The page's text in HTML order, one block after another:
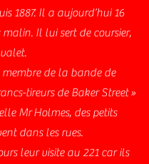
1887. Il a aujourd’hui 16
malin. Il lui sert de coursier,
membre de la bande de
tireurs de Baker Street »
Mr Holmes, des petits
dans les rues.
leur visite au 221 car ils